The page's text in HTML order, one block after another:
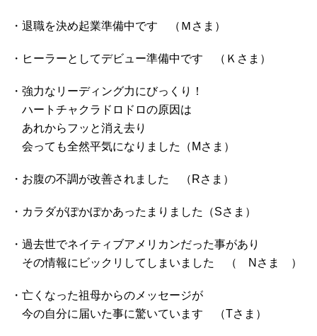
・退職を決め起業準備中です （Ｍさま）
・ヒーラーとしてデビュー準備中です （Ｋさま）
・強力なリーディング力にびっくり！
ハートチャクラドロドロの原因は
あれからフッと消え去り
会っても全然平気になりました（Mさま）
・お腹の不調が改善されました （Rさま）
・カラダがぽかぽかあったまりました（Sさま）
・過去世でネイティブアメリカンだった事があり
その情報にビックリしてしまいました （ Nさま ）
・亡くなった祖母からのメッセージが
今の自分に届いた事に驚いています （Tさま）